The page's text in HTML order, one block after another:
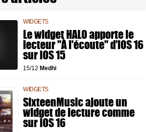
WIDGETS
Le widget HALO apporte le
lecteur "À l'écoute" d'iOS 16
sur iOS 15
15/12 Medhi
WIDGETS
SixteenMusic ajoute un
widget de lecture comme
sur iOS 16